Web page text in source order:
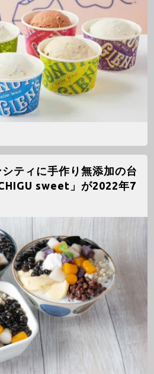
ティに手作り無添加の台
sweet」が2022年7